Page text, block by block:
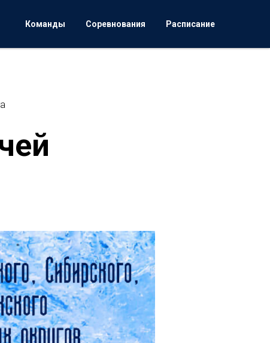
Команды Соревнования Расписание